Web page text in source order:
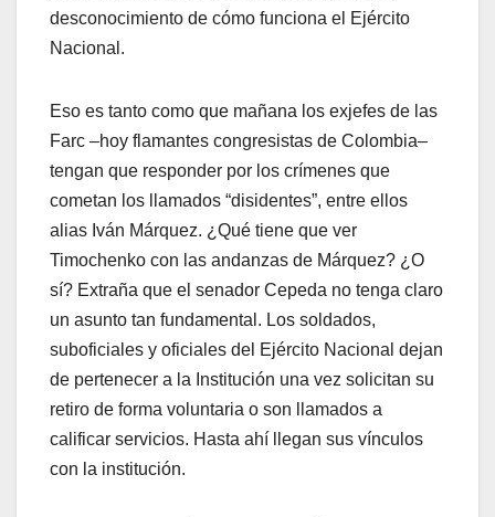
desconocimiento de cómo funciona el Ejército
Nacional.
Eso es tanto como que mañana los exjefes de las
Farc –hoy flamantes congresistas de Colombia–
tengan que responder por los crímenes que
cometan los llamados “disidentes”, entre ellos
alias Iván Márquez. ¿Qué tiene que ver
Timochenko con las andanzas de Márquez? ¿O
sí? Extraña que el senador Cepeda no tenga claro
un asunto tan fundamental. Los soldados,
suboficiales y oficiales del Ejército Nacional dejan
de pertenecer a la Institución una vez solicitan su
retiro de forma voluntaria o son llamados a
calificar servicios. Hasta ahí llegan sus vínculos
con la institución.